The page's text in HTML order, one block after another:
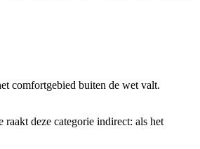
comfortgebied buiten de wet valt.
deze categorie indirect: als het